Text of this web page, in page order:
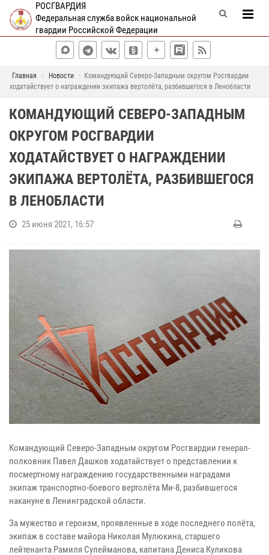
РОСГВАРДИЯ
Федеральная служба войск национальной
гвардии Российской Федерации
Главная Новости
Командующий Северо-Западным округом Росгвардии
ходатайствует о награждении экипажа вертолёта, разбившегося в Ленобласти
КОМАНДУЮЩИЙ СЕВЕРО-ЗАПАДНЫМ
ОКРУГОМ РОСГВАРДИИ
ХОДАТАЙСТВУЕТ О НАГРАЖДЕНИИ
ЭКИПАЖА ВЕРТОЛЁТА, РАЗБИВШЕГОСЯ
В ЛЕНОБЛАСТИ
25 июня 2021, 16:57
Командующий Северо-Западным округом Росгвардии генерал-
полковник Павел Дашков ходатайствует о представлении к
посмертному награждению государственными наградами
экипаж транспортно-боевого вертолёта Ми-8, разбившегося
накануне в Ленинградской области.
За мужество и героизм, проявленные в ходе последнего полёта,
экипаж в составе майора Николая Мулюкина, старшего
лейтенанта Рамиля Сулейманова, капитана Дениса Куликова